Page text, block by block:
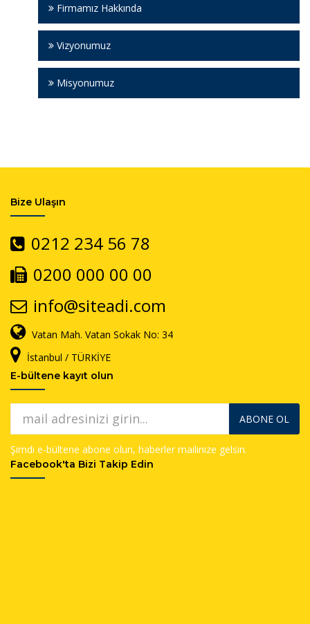
Firmamız Hakkında
Vizyonumuz
Misyonumuz
Bize Ulaşın
0212 234 56 78
0200 000 00 00
info@siteadi.com
Vatan Mah. Vatan Sokak No: 34
İstanbul / TÜRKİYE
E-bültene kayıt olun
ABONE OL
Şimdi e-bültene abone olun, haberler mailinize gelsin.
Facebook'ta Bizi Takip Edin